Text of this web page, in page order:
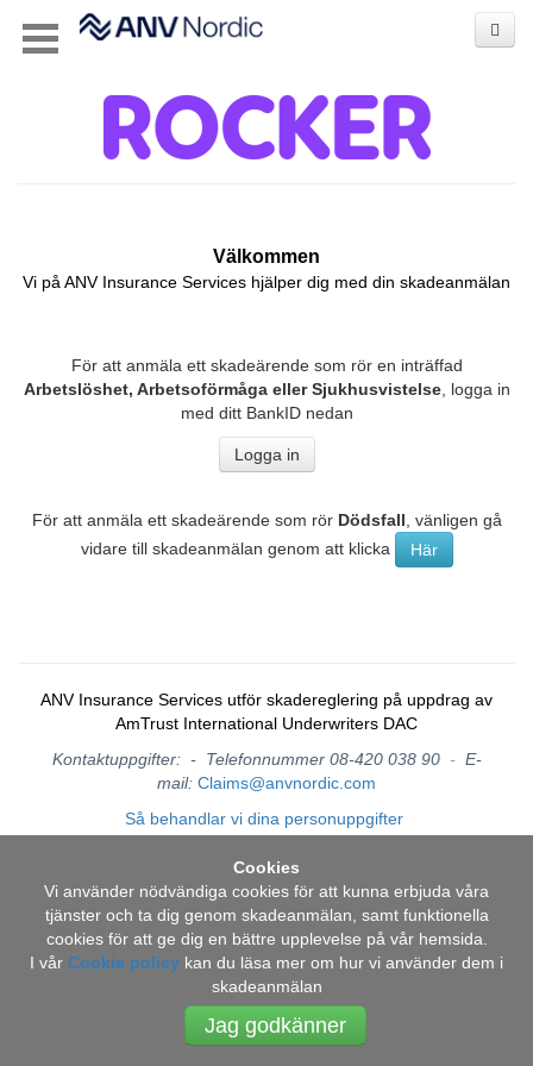
Välkommen
Vi på ANV Insurance Services hjälper dig med din skadeanmälan
För att anmäla ett skadeärende som rör en inträffad
Arbetslöshet, Arbetsoförmåga eller Sjukhusvistelse, logga in
med ditt BankID nedan
Logga in
För att anmäla ett skadeärende som rör Dödsfall , vänligen gå
vidare till skadeanmälan genom att klicka
Här
ANV Insurance Services utför skadereglering på uppdrag av
AmTrust International Underwriters DAC
Kontaktuppgifter: - Telefonnummer 08-420 038 90-E-
mail: Claims@anvnordic.com
Så behandlar vi dina personuppgifter
Cookies
Vi använder nödvändiga cookies för att kunna erbjuda våra
tjänster och ta dig genom skadeanmälan, samt funktionella
cookies för att ge dig en bättre upplevelse på vår hemsida.
I vår Cookie policy kan du läsa mer om hur vi använder dem i
skadeanmälan
Jag godkänner